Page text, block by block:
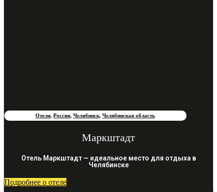
Отели,Россия,Челябинск,Челябинская область
Маркштадт
Отель Маркштадт — идеальное место для отдыха в
Челябинске
Подробнее о отеле